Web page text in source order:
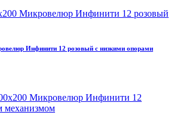
Инфинити 12 розовый с низкими опорами